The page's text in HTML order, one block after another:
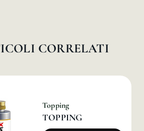
CORRELATI
Topping
TOPPING